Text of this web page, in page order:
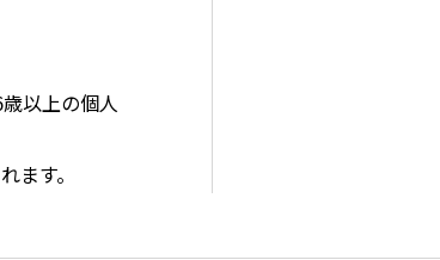
以上の個人
ます。